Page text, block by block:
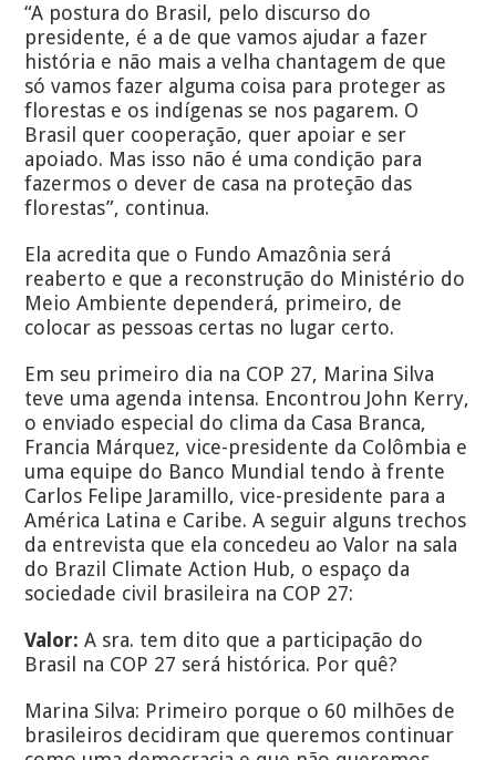
“A postura do Brasil, pelo discurso do
presidente, é a de que vamos ajudar a fazer
história e não mais a velha chantagem de que
só vamos fazer alguma coisa para proteger as
florestas e os indígenas se nos pagarem. O
Brasil quer cooperação, quer apoiar e ser
apoiado. Mas isso não é uma condição para
fazermos o dever de casa na proteção das
florestas”, continua.
Ela acredita que o Fundo Amazônia será
reaberto e que a reconstrução do Ministério do
Meio Ambiente dependerá, primeiro, de
colocar as pessoas certas no lugar certo.
Em seu primeiro dia na COP 27, Marina Silva
teve uma agenda intensa. Encontrou John Kerry,
o enviado especial do clima da Casa Branca,
Francia Márquez, vice-presidente da Colômbia e
uma equipe do Banco Mundial tendo à frente
Carlos Felipe Jaramillo, vice-presidente para a
América Latina e Caribe. A seguir alguns trechos
da entrevista que ela concedeu ao Valor na sala
do Brazil Climate Action Hub, o espaço da
sociedade civil brasileira na COP 27:
Valor: A sra. tem dito que a participação do
Brasil na COP 27 será histórica. Por quê?
Marina Silva: Primeiro porque o 60 milhões de
brasileiros decidiram que queremos continuar